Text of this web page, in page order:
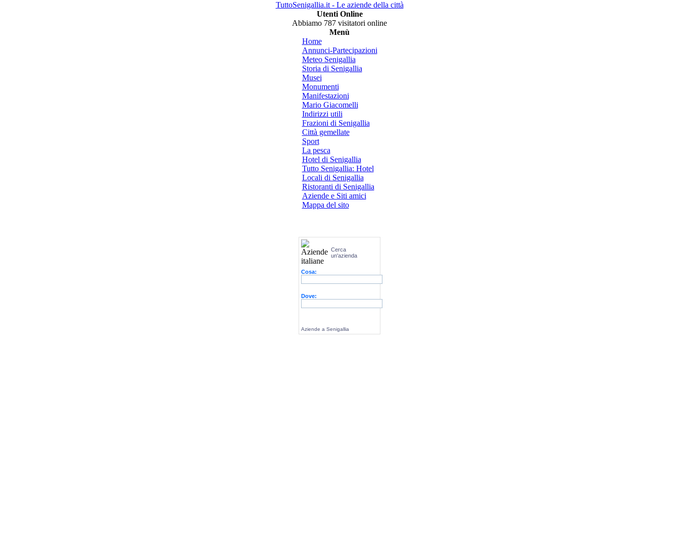
TuttoSenigallia.it - Le aziende della città
Utenti Online
Abbiamo 787 visitatori online
Menù
Home
Annunci-Partecipazioni
Meteo Senigallia
Storia di Senigallia
Musei
Monumenti
Manifestazioni
Mario Giacomelli
Indirizzi utili
Frazioni di Senigallia
Città gemellate
Sport
La pesca
Hotel di Senigallia
Tutto Senigallia: Hotel
Locali di Senigallia
Ristoranti di Senigallia
Aziende e Siti amici
Mappa del sito
Cerca
un'azienda
Cosa:
Dove:
Aziende a Senigallia